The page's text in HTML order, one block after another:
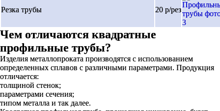
Резка трубы 20 р/рез
Чем отличаются квадратные
профильные трубы?
Изделия металлопроката производятся с использованием
определенных сплавов с различными параметрами. Продукция
отличается:
толщиной стенок;
параметрами сечения;
типом металла и так далее.